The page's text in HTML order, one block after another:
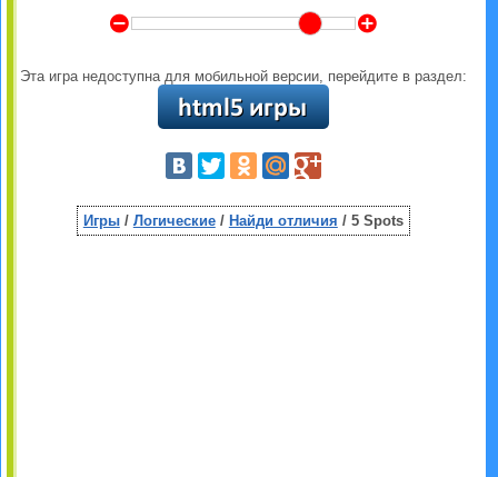
Y Z
Эта игра недоступна для мобильной версии, перейдите в раздел:
Игры/ Логические/ Найди отличия / 5 Spots